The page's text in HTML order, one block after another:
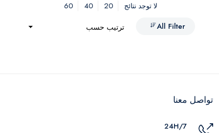
لا توجد نتائج 20
40
60
All Filter
ترتيب حسب
تواصل معنا
24H/7